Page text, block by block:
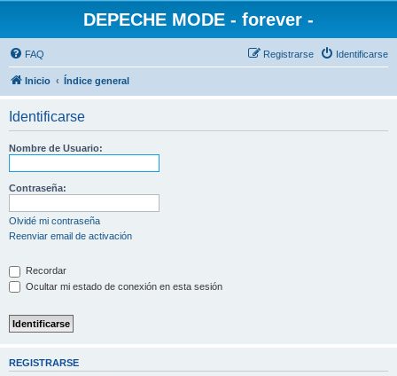
DEPECHE MODE - forever -
FAQ Identificarse
Registrarse
Inicio Índice general
Identificarse
Nombre de Usuario:
Contraseña:
Olvidé mi contraseña
Reenviar email de activación
Recordar
Ocultar mi estado de conexión en esta sesión
REGISTRARSE